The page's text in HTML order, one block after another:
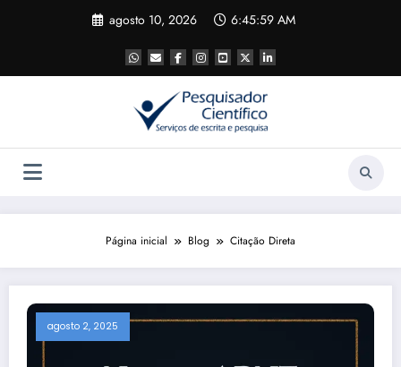
agosto 10, 2026 6:46:00 AM
Página inicial Blog Citação Direta
agosto 2, 2025